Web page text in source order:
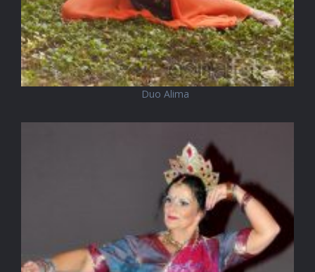
Duo Alima